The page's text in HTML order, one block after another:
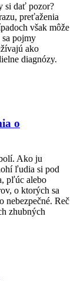
si dať pozor?
preťaženia
však môže
pojmy
ako
diagnózy.
o
Ako ju
ľudia si pod
pľúc alebo
o ktorých sa
Reč
zhubných